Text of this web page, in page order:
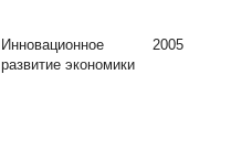
Инновационное
развитие экономики
2005